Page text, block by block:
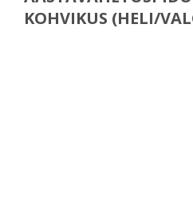
KOHVIKUS (HELI/